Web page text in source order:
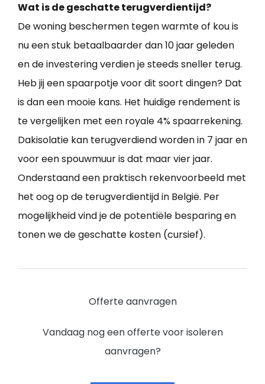
Wat is de geschatte terugverdientijd?
De woning beschermen tegen warmte of kou is
nu een stuk betaalbaarder dan 10 jaar geleden
en de investering verdien je steeds sneller terug.
Heb jij een spaarpotje voor dit soort dingen? Dat
is dan een mooie kans. Het huidige rendement is
te vergelijken met een royale 4% spaarrekening.
Dakisolatie kan terugverdiend worden in 7 jaar en
voor een spouwmuur is dat maar vier jaar.
Onderstaand een praktisch rekenvoorbeeld met
het oog op de terugverdientijd in België. Per
mogelijkheid vind je de potentiële besparing en
tonen we de geschatte kosten (cursief).
Offerte aanvragen
Vandaag nog een offerte voor isoleren
aanvragen?